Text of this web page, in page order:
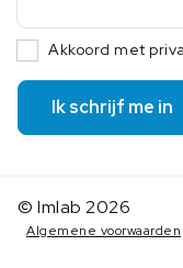
Akkoord met
Ik schrijf me in
© Imlab 2026
Algemene voorwaarden